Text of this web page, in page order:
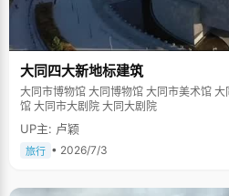
大同四大新地标建筑
大同市博物馆 大同博物馆 大同市美术馆 大同美术馆 大同市图书馆 大同图书
馆 大同市大剧院 大同大剧院
UP主: 卢颖
旅行 • 2026/7/3